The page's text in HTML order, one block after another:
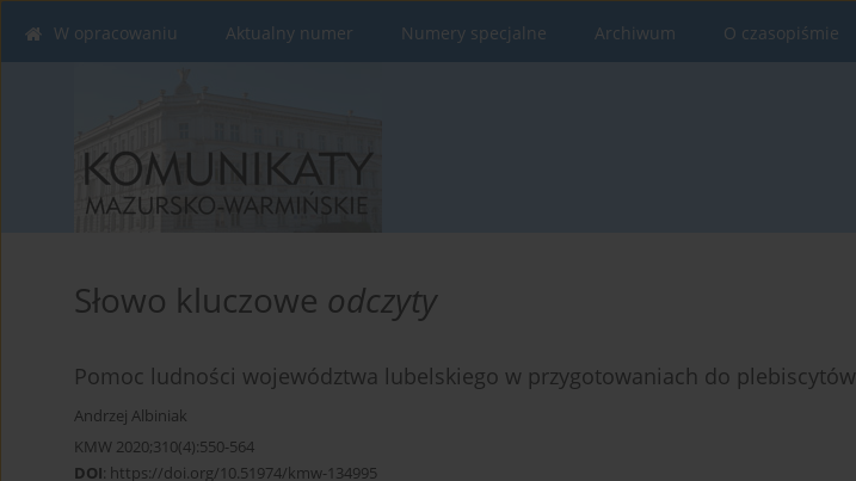
W opracowaniu Aktualny numer Numery specjalne Archiwum O czasopiśmie
Słowo kluczowe odczyty
Pomoc ludności województwa lubelskiego w przygotowaniach do plebiscytów
Andrzej Albiniak
KMW 2020;310(4):550-564
DOI: https://doi.org/10.51974/kmw-134995